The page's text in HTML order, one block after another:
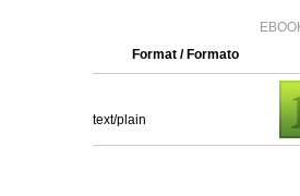
Format / Formato
text/plain